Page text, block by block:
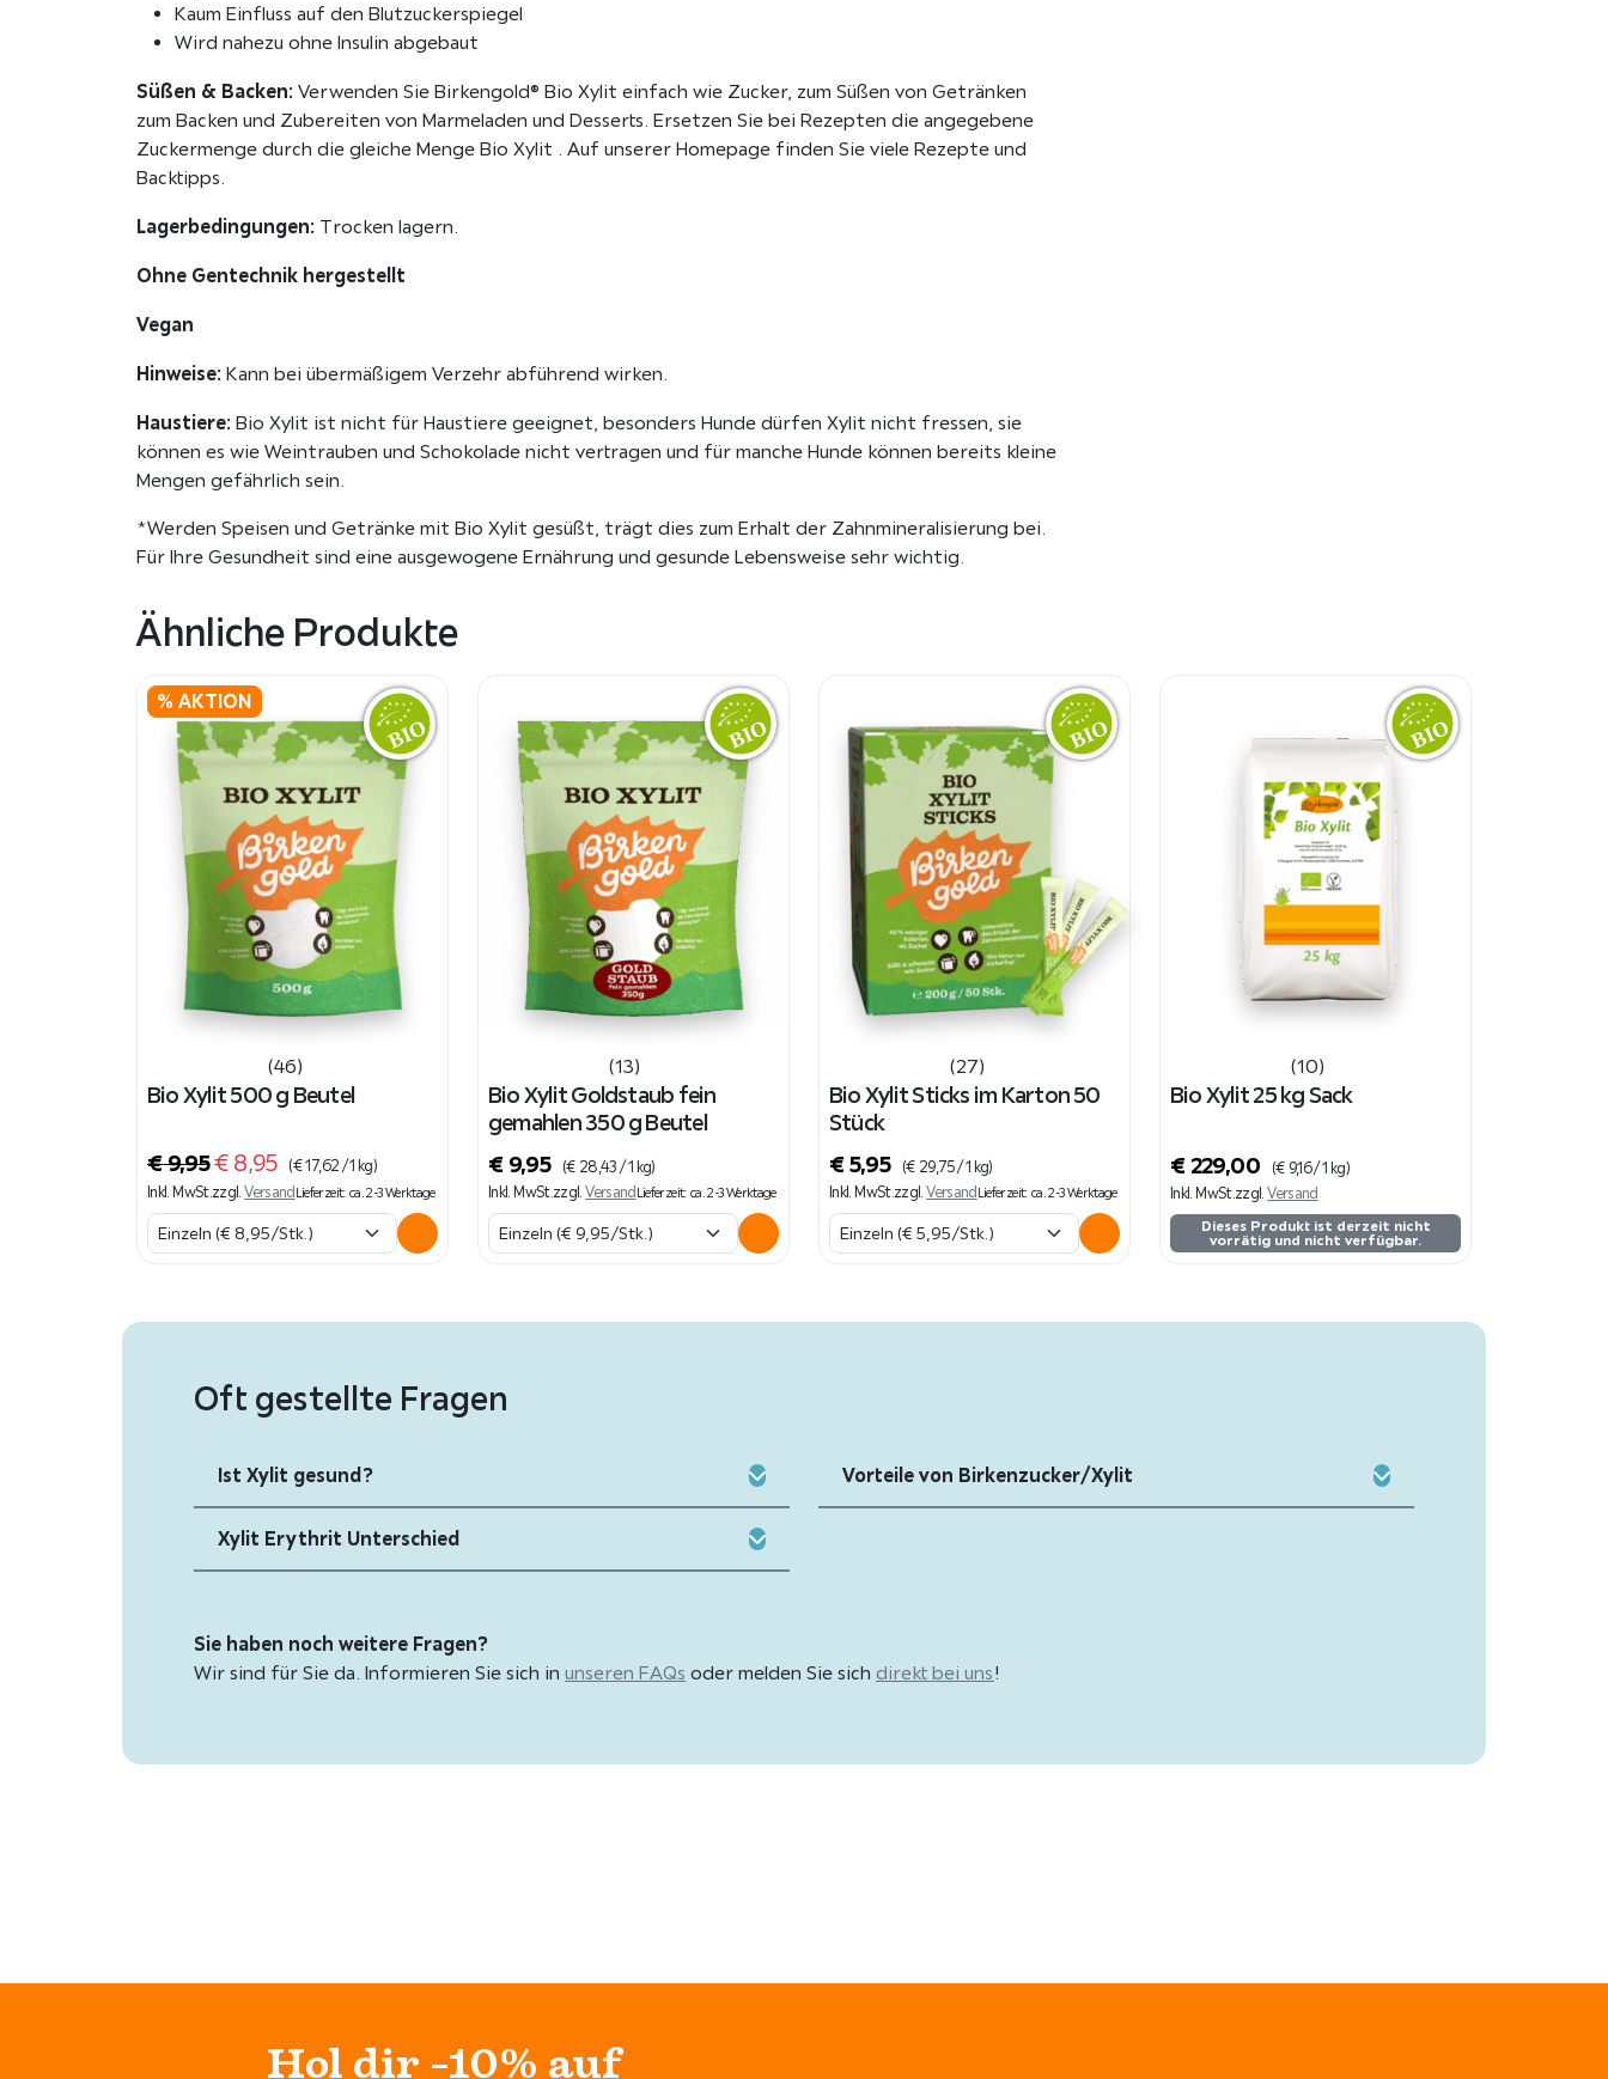
a
i
s
Kaum Einfluss auf den Blutzuckerspiegel
Wird nahezu ohne Insulin abgebaut
Süßen & Backen: Verwenden Sie Birkengold® Bio Xylit einfach wie Zucker, zum Süßen von Getränken
zum Backen und Zubereiten von Marmeladen und Desserts. Ersetzen Sie bei Rezepten die angegebene
Zuckermenge durch die gleiche Menge Bio Xylit . Auf unserer Homepage finden Sie viele Rezepte und
Backtipps.
Lagerbedingungen: Trocken lagern.
Ohne Gentechnik hergestellt
Vegan
Hinweise: Kann bei übermäßigem Verzehr abführend wirken.
Haustiere: Bio Xylit ist nicht für Haustiere geeignet, besonders Hunde dürfen Xylit nicht fressen, sie
können es wie Weintrauben und Schokolade nicht vertragen und für manche Hunde können bereits kleine
Mengen gefährlich sein.
*Werden Speisen und Getränke mit Bio Xylit gesüßt, trägt dies zum Erhalt der Zahnmineralisierung bei.
Für Ihre Gesundheit sind eine ausgewogene Ernährung und gesunde Lebensweise sehr wichtig.
Ähnliche Produkte
% AKTION
(46)
Bio Xylit 500 g Beutel
€9,95U
r
s
p
ü
g
h
e
r
s
€ 8,95A
k
t
u
l
e
P
e
i
s
€
(€17,62 / 1 kg)
Inkl. MwSt.zzgl.Versand Lieferzeit: ca. 2-3 Werktage
(13)
Bio Xylit Goldstaub fein
gemahlen 350 g Beutel
€ 9,95 (€ 28,43 / 1 kg)
Inkl. MwSt.zzgl.Versand Lieferzeit: ca. 2-3 Werktage
(27)
Bio Xylit Sticks im Karton 50
Stück
€5,95 (€ 29,75/ 1 kg)
Inkl. MwSt.zzgl.Versand Lieferzeit: ca. 2-3 Werktage
(10)
Bio Xylit 25 kg Sack
€ 229,00 (€ 9,16/ 1 kg)
Inkl. MwSt.zzgl.Versand
Dieses Produkt ist derzeit nicht
vorrätig und nicht verfügbar.
Oft gestellte Fragen
Ist Xylit gesund?
Xylit Erythrit Unterschied
Vorteile von Birkenzucker/Xylit
Sie haben noch weitere Fragen?
Wir sind für Sie da. Informieren Sie sich in unseren FAQs oder melden Sie sich direkt bei uns!
Hol dir -10% auf